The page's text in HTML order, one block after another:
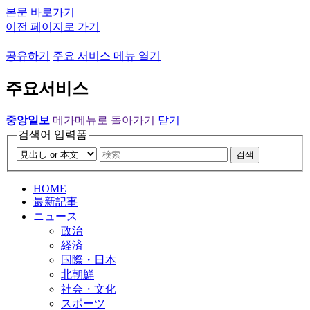
본문 바로가기
이전 페이지로 가기
공유하기 주요 서비스 메뉴 열기
주요서비스
중앙일보 메가메뉴로 돌아가기
닫기
검색어 입력폼
검색
HOME
最新記事
ニュース
政治
経済
国際・日本
北朝鮮
社会・文化
スポーツ